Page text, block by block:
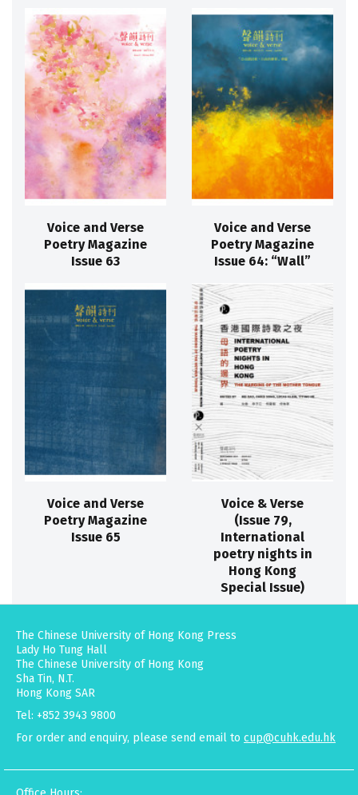
Voice and Verse
Poetry Magazine
Issue 63
Voice and Verse
Poetry Magazine
Issue 64: “Wall”
Voice and Verse
Poetry Magazine
Issue 65
Voice & Verse
(Issue 79,
International
poetry nights in
Hong Kong
Special Issue)
The Chinese University of Hong Kong Press
Lady Ho Tung Hall
The Chinese University of Hong Kong
Sha Tin, N.T.
Hong Kong SAR
Tel: +852 3943 9800
For order and enquiry, please send email to cup@cuhk.edu.hk